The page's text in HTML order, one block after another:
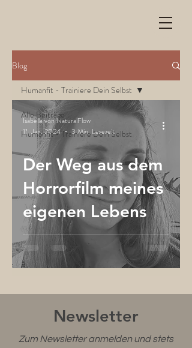
Blog
Alle Beiträge
Humanfit - Trainiere Dein Selbst
Humanfit - Trainiere Dein Selbst
Der Weg aus dem
Horrorfilm meines
eigenen Lebens
Isabella von NaturalFlow
11. Jan. 2024
3 Min. Lesezeit
Newsletter
Zum Newsletter anmelden und stets